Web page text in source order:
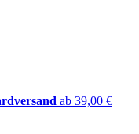
ab 39,00 €